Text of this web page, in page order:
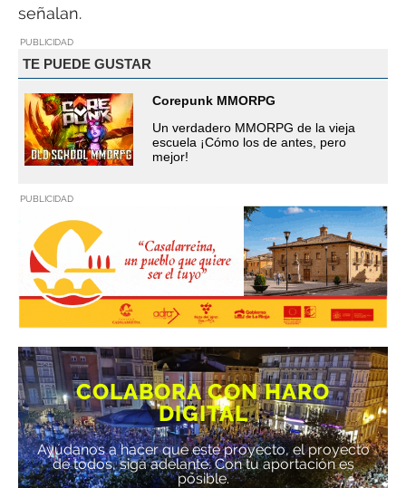
señalan.
PUBLICIDAD
TE PUEDE GUSTAR
Corepunk MMORPG
Un verdadero MMORPG de la vieja
escuela ¡Cómo los de antes, pero
mejor!
PUBLICIDAD
COLABORA CON HARO
DIGITAL
Ayúdanos a hacer que este proyecto, el proyecto
de todos, siga adelante. Con tu aportación es
posible.